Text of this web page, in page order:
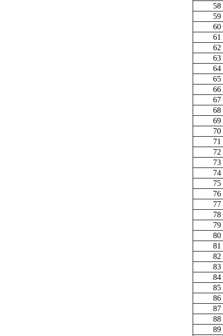
58
59
60
61
62
63
64
65
66
67
68
69
70
71
72
73
74
75
76
77
78
79
80
81
82
83
84
85
86
87
88
89